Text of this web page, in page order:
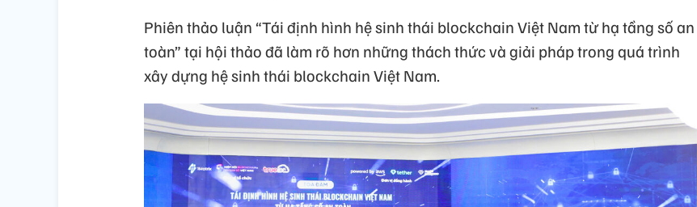
Phiên thảo luận “Tái định hình hệ sinh thái blockchain Việt Nam từ hạ tầng số an
toàn” tại hội thảo đã làm rõ hơn những thách thức và giải pháp trong quá trình
xây dựng hệ sinh thái blockchain Việt Nam.